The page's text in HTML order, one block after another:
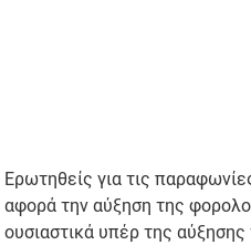
Ερωτηθείς για τις
αφορά την αύξηση της
ουσιαστικά υπέρ της